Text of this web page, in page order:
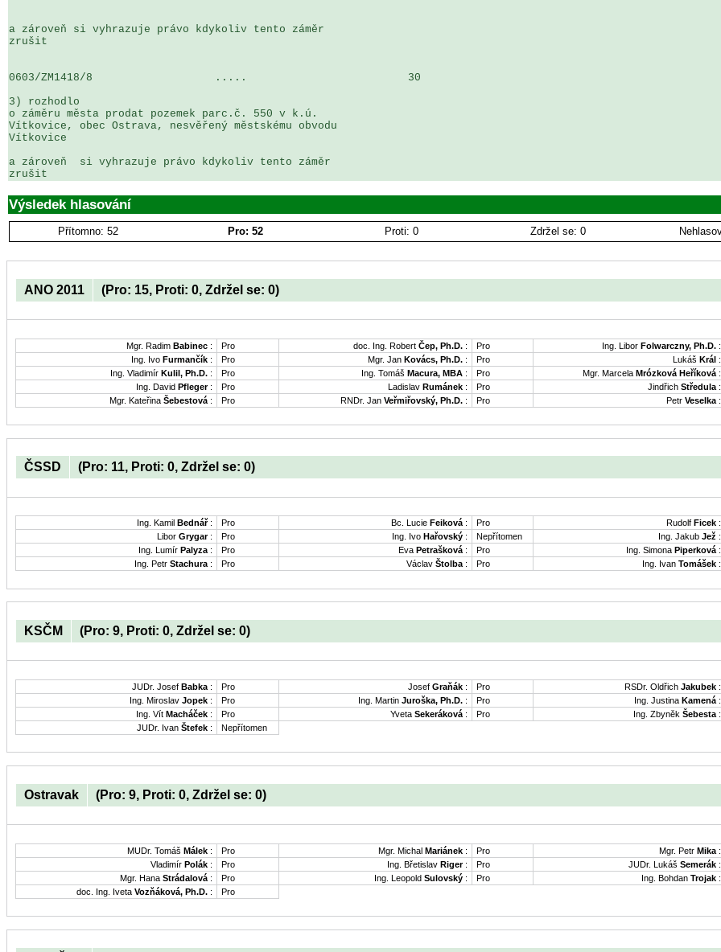
a zároveň si vyhrazuje právo kdykoliv tento záměr
zrušit
0603/ZM1418/8                   .....                         30
3) rozhodlo
o záměru města prodat pozemek parc.č. 550 v k.ú.
Vítkovice, obec Ostrava, nesvěřený městskému obvodu
Vítkovice
a zároveň  si vyhrazuje právo kdykoliv tento záměr
zrušit
Výsledek hlasování
Přítomno: 52 Pro: 52 Proti: 0 Zdržel se: 0
ANO 2011 (Pro: 15, Proti: 0, Zdržel se: 0)
Mgr. Radim Babinec : Pro doc. Ing. Robert Čep, Ph.D. : Pro Ing. Libor Folwarczny, Ph.D. :
Ing. Ivo Furmančík : Pro Mgr. Jan Kovács, Ph.D. : Pro Lukáš Král :
Ing. Vladimír Kulil, Ph.D. : Pro Ing. Tomáš Macura, MBA : Pro Mgr. Marcela Mrózková Heříková :
Ing. David Pfleger: Pro Ladislav Rumánek : Pro Jindřich Středula :
Mgr. Kateřina Šebestová : Pro RNDr. Jan Veřmiřovský, Ph.D. : Pro Petr Veselka :
ČSSD (Pro: 11, Proti: 0, Zdržel se: 0)
Ing. Kamil Bednář: Pro Bc. Lucie Feiková: Pro Rudolf Ficek :
Libor Grygar: Pro Ing. Ivo Hařovský : Nepřítomen Ing. Jakub Jež :
Ing. Lumír Palyza: Pro Eva Petrašková: Pro Ing. Simona Piperková:
Ing. Petr Stachura: Pro Václav Štolba: Pro Ing. Ivan Tomášek :
KSČM (Pro: 9, Proti: 0, Zdržel se: 0)
JUDr. Josef Babka : Pro Josef Graňák : Pro RSDr. Oldřich Jakubek :
Ing. Miroslav Jopek : Pro Ing. Martin Juroška, Ph.D. : Pro Ing. Justina Kamená :
Ing. Vít Macháček : Pro Yveta Sekeráková : Pro Ing. Zbyněk Šebesta :
JUDr. Ivan Štefek : Nepřítomen
Ostravak (Pro: 9, Proti: 0, Zdržel se: 0)
MUDr. Tomáš Málek : Pro Mgr. Michal Mariánek : Pro Mgr. Petr Mika :
Vladimír Polák : Pro Ing. Břetislav Riger: Pro JUDr. Lukáš Semerák :
Mgr. Hana Strádalová : Pro Ing. Leopold Sulovský : Pro Ing. Bohdan Trojak :
doc. Ing. Iveta Vozňáková, Ph.D. : Pro